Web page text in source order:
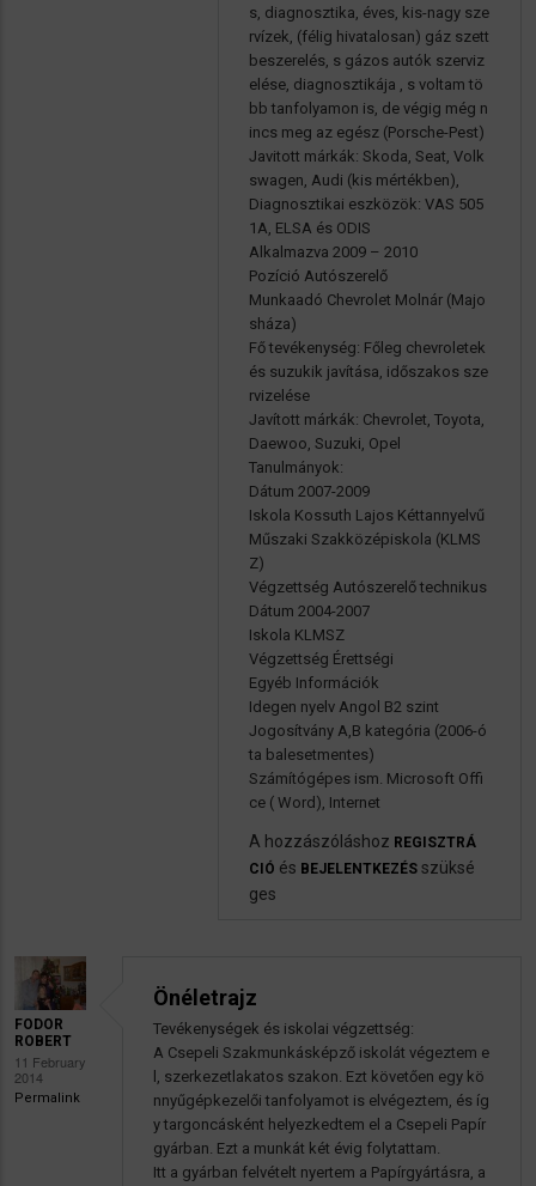
s, diagnosztika, éves, kis-nagy sze
rvízek, (félig hivatalosan) gáz szett
beszerelés, s gázos autók szerviz
elése, diagnosztikája , s voltam tö
bb tanfolyamon is, de végig még n
incs meg az egész (Porsche-Pest)
Javitott márkák: Skoda, Seat, Volk
swagen, Audi (kis mértékben),
Diagnosztikai eszközök: VAS 505
1A, ELSA és ODIS
Alkalmazva 2009 – 2010
Pozíció Autószerelő
Munkaadó Chevrolet Molnár (Majo
sháza)
Fő tevékenység: Főleg chevroletek
és suzukik javítása, időszakos sze
rvizelése
Javított márkák: Chevrolet, Toyota,
Daewoo, Suzuki, Opel
Tanulmányok:
Dátum 2007-2009
Iskola Kossuth Lajos Kéttannyelvű
Műszaki Szakközépiskola (KLMS
Z)
Végzettség Autószerelő technikus
Dátum 2004-2007
Iskola KLMSZ
Végzettség Érettségi
Egyéb Információk
Idegen nyelv Angol B2 szint
Jogosítvány A,B kategória (2006-ó
ta balesetmentes)
Számítógépes ism. Microsoft Offi
ce ( Word), Internet
A hozzászóláshoz REGISZTRÁ
CIÓ és BEJELENTKEZÉS szüksé
ges
FODOR
ROBERT
11 February
2014
Permalink
Önéletrajz
Tevékenységek és iskolai végzettség:
A Csepeli Szakmunkásképző iskolát végeztem e
l, szerkezetlakatos szakon. Ezt követően egy kö
nnyűgépkezelői tanfolyamot is elvégeztem, és íg
y targoncásként helyezkedtem el a Csepeli Papír
gyárban. Ezt a munkát két évig folytattam.
Itt a gyárban felvételt nyertem a Papírgyártásra, a